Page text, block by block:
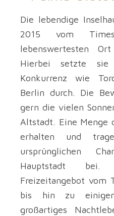
Die lebendige
2015 vom
lebenswertesten
Hierbei setzte
Konkurrenz wie
Berlin durch. Die
gern die vielen
Altstadt. Eine Menge
erhalten und
ursprünglichen
Hauptstadt bei.
Freizeitangebot vom
bis hin zu
großartiges